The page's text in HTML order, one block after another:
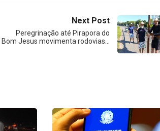
Next Post
Peregrinação até Pirapora do
Bom Jesus movimenta rodovias…
EDUCAÇÃO